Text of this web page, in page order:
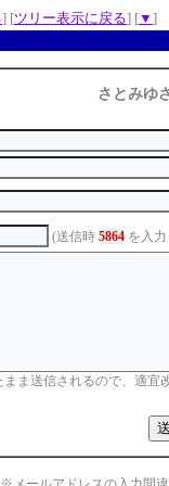
] [ツリー表示に戻る] [▼ ]
さとみゆ
(送信時 5864を入力
まま送信されるので、適宜